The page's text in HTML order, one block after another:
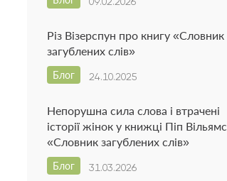
Різ Візерспун про книгу «Словник
загублених слів»
24.10.2025
Блог
Непорушна сила слова і втрачені
історії жінок у книжці Піп Вільямс
«Словник загублених слів»
31.03.2026
Блог